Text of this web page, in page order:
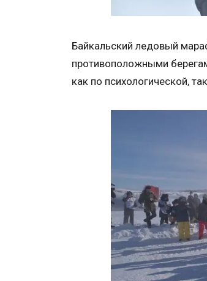
Байкальский ледовый
противоположными
как по психологической,